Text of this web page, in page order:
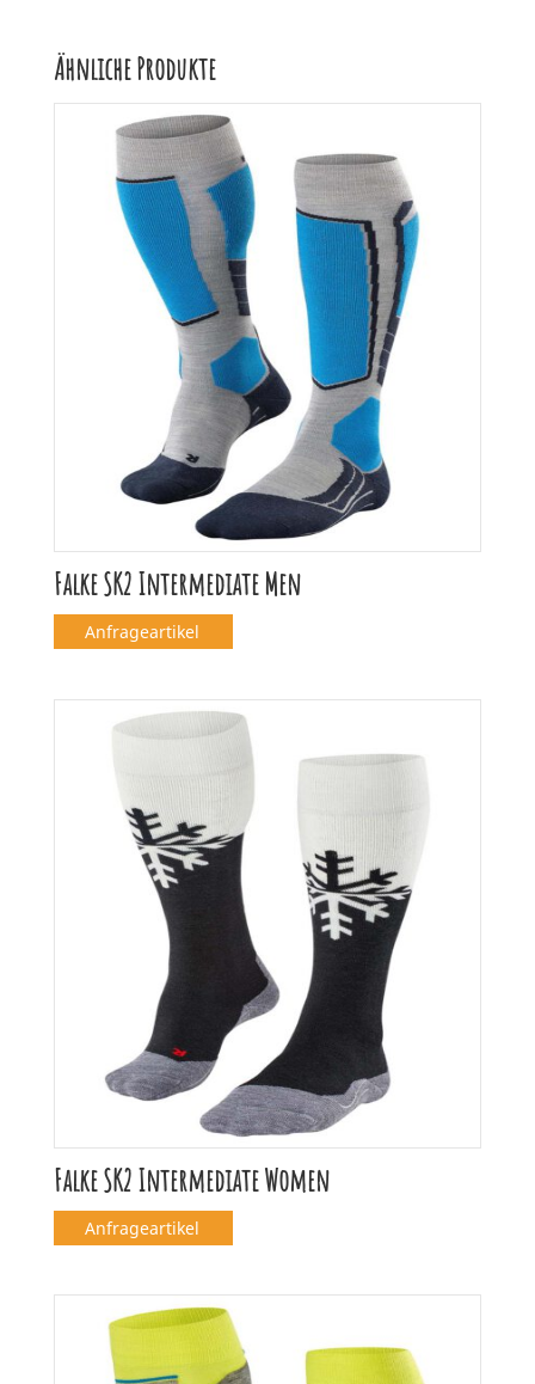
Ähnliche Produkte
Falke SK2 Intermediate Men
Anfrageartikel
Falke SK2 Intermediate Women
Anfrageartikel